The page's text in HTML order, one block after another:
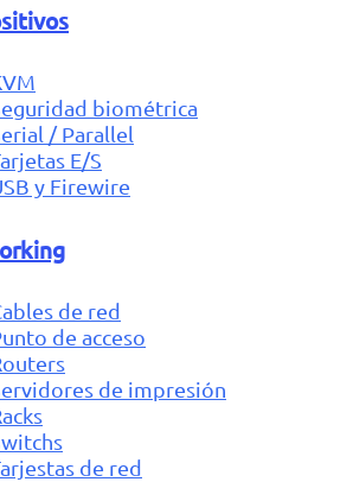
biométrica
/ Parallel
E/S
y Firewire
de red
de acceso
de impresión
de red